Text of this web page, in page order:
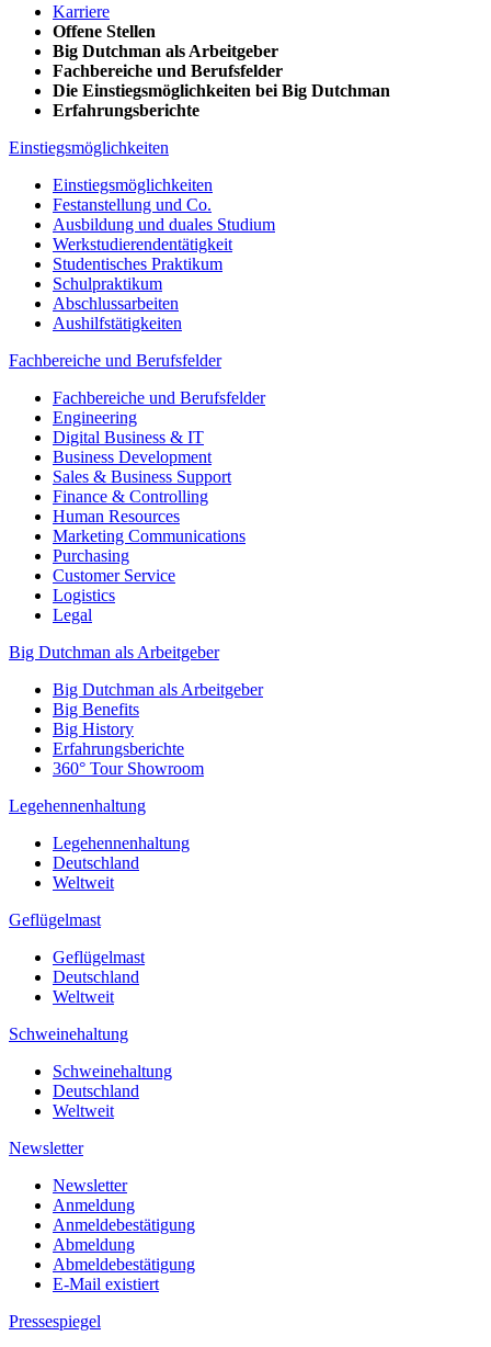
Karriere
Offene Stellen
Big Dutchman als Arbeitgeber
Fachbereiche und Berufsfelder
Die Einstiegsmöglichkeiten bei Big Dutchman
Erfahrungsberichte
Einstiegsmöglichkeiten
Einstiegsmöglichkeiten
Festanstellung und Co.
Ausbildung und duales Studium
Werkstudierendentätigkeit
Studentisches Praktikum
Schulpraktikum
Abschlussarbeiten
Aushilfstätigkeiten
Fachbereiche und Berufsfelder
Fachbereiche und Berufsfelder
Engineering
Digital Business & IT
Business Development
Sales & Business Support
Finance & Controlling
Human Resources
Marketing Communications
Purchasing
Customer Service
Logistics
Legal
Big Dutchman als Arbeitgeber
Big Dutchman als Arbeitgeber
Big Benefits
Big History
Erfahrungsberichte
360° Tour Showroom
Legehennenhaltung
Legehennenhaltung
Deutschland
Weltweit
Geflügelmast
Geflügelmast
Deutschland
Weltweit
Schweinehaltung
Schweinehaltung
Deutschland
Weltweit
Newsletter
Newsletter
Anmeldung
Anmeldebestätigung
Abmeldung
Abmeldebestätigung
E-Mail existiert
Pressespiegel